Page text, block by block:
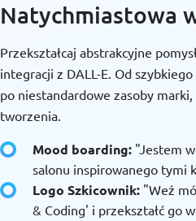
Natychmiastowa
Przekształcaj abstrakcyjne
integracji z DALL-E. Od
po niestandardowe zasoby
tworzenia.
Mood boarding: "Jestem
salonu inspirowanego tymi
Logo Szkicownik: "Weź
& Coding' i przekształć go